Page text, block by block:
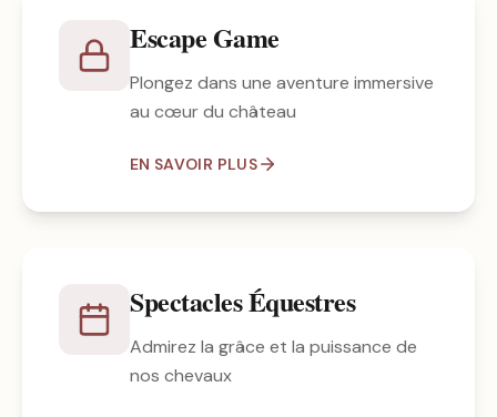
Escape Game
Plongez dans une aventure immersive
au cœur du château
EN SAVOIR PLUS
Spectacles Équestres
Admirez la grâce et la puissance de
nos chevaux